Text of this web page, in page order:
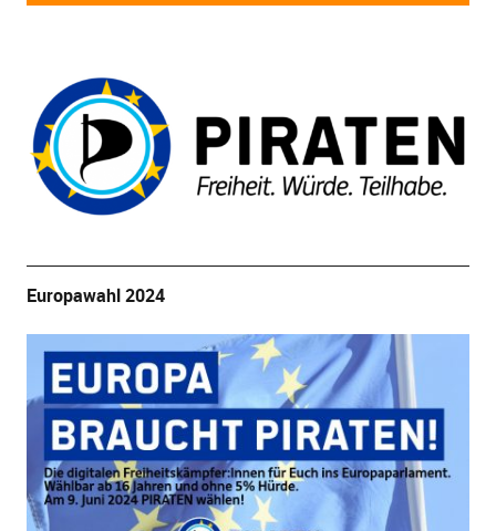
Europawahl 2024